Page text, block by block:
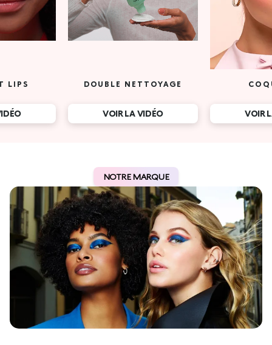
LIPS DOUBLE NETTOYAGE
VOIR LA VIDÉO VOIR
NOTRE MARQUE